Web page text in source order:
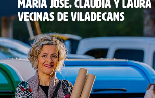
MARIA JOSÉ, CLÀUDIA Y LAURA
VECINAS DE VILADECANS